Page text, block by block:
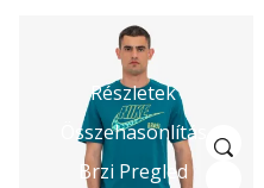
Részletek
Összehasonlítás
Brzi Pregled